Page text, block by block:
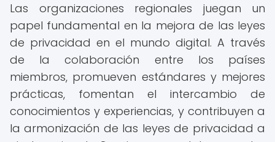
Las organizaciones regionales juegan un
papel fundamental en la mejora de las leyes
de privacidad en el mundo digital. A través
de la colaboración entre los países
miembros, promueven estándares y mejores
prácticas, fomentan el intercambio de
conocimientos y experiencias, y contribuyen a
la armonización de las leyes de privacidad a